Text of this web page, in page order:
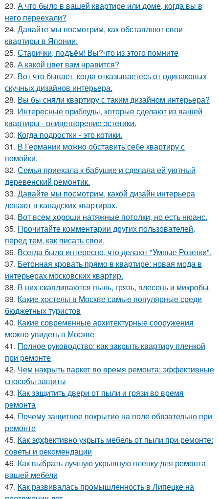
23. А что было в вашей квартире или доме, когда вы в
него переехали?
24. Давайте мы посмотрим, как обставляют свои
квартиры в Японии.
25. Старички, подъём! Вы?что из этого помните
26. А какой цвет вам нравится?
27. Вот что бывает, когда отказываетесь от одинаковых
скучных дизайнов интерьера.
28. Вы бы сняли квартиру с таким дизайном интерьера?
29. Интересные приблуды, которые сделают из вашей
квартиры - олицетворение эстетики.
30. Когда подростки - это котики.
31. В Германии можно обставить себе квартиру с
помойки.
32. Семья приехала к бабушке и сделала ей уютный
деревенский ремонтик.
33. Давайте мы посмотрим, какой дизайн интерьера
делают в канадских квартирах.
34. Вот всем хороши натяжные потолки, но есть нюанс.
35. Прочитайте комментарии других пользователей,
перед тем, как писать свои.
36. Всегда было интересно, что делают "Умные Розетки".
37. Бетонная кровать прямо в квартире: новая мода в
интерьерах московских квартир.
38. В них скапливаются пыль, грязь, плесень и микробы.
39. Какие хостелы в Москве самые популярные среди
бюджетных туристов
40. Какие современные архитектурные сооружения
можно увидеть в Москве
41. Полное руководство: как закрыть квартиру пленкой
при ремонте
42. Чем накрыть паркет во время ремонта: эффективные
способы защиты
43. Как защитить двери от пыли и грязи во время
ремонта
44. Почему защитное покрытие на поле обязательно при
ремонте
45. Как эффективно укрыть мебель от пыли при ремонте:
советы и рекомендации
46. Как выбрать лучшую укрывную пленку для ремонта
вашей мебели
47. Как развивалась промышленность в Липецке на